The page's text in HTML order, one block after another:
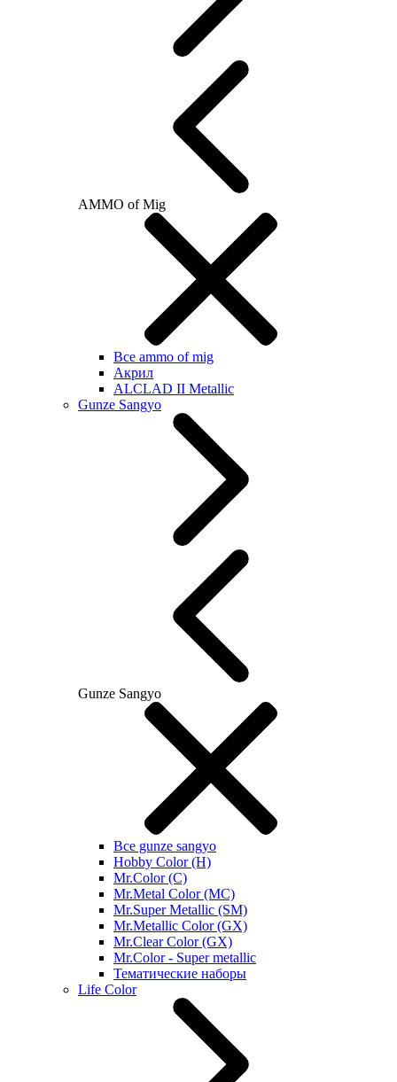
AMMO of Mig
Все ammo of mig
Акрил
ALCLAD II Metallic
Gunze Sangyo
Gunze Sangyo
Все gunze sangyo
Hobby Color (H)
Mr.Color (C)
Mr.Metal Color (MC)
Mr.Super Metallic (SM)
Mr.Metallic Color (GX)
Mr.Clear Color (GX)
Mr.Color - Super metallic
Тематические наборы
Life Color